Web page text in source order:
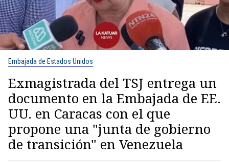
Embajada de Estados Unidos
Exmagistrada del TSJ entrega un
documento en la Embajada de EE.
UU. en Caracas con el que
propone una "junta de gobierno
de transición" en Venezuela